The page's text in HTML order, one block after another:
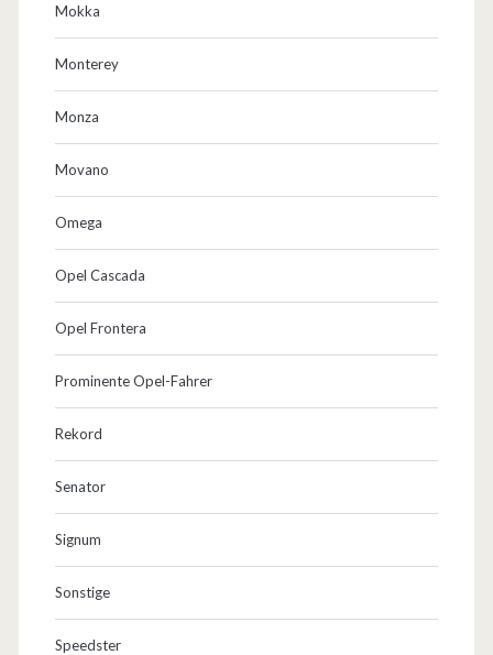
Mokka
Monterey
Monza
Movano
Omega
Opel Cascada
Opel Frontera
Prominente Opel-Fahrer
Rekord
Senator
Signum
Sonstige
Speedster